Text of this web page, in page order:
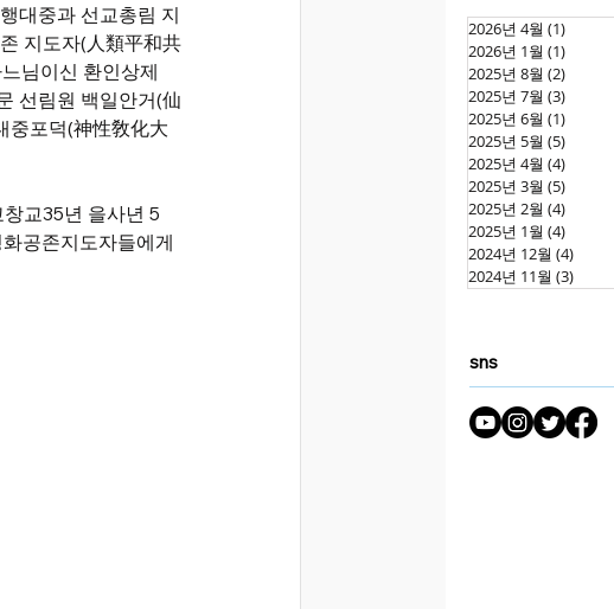
대중과 선교총림 지
지도자(人類平和共
님이신 환인상제
선림원 백일안거(仙
중포덕(神性敎化大
교35년 을사년 5
공존지도자들에게
2026년 4월 (1)
2026년 1월 (1)
2025년 8월 (2)
2025년 7월 (3)
2025년 6월 (1)
2025년 5월 (5)
2025년 4월 (4)
2025년 3월 (5)
2025년 2월 (4)
2025년 1월 (4)
2024년 12월 (4)
2024년 11월 (3)
sns